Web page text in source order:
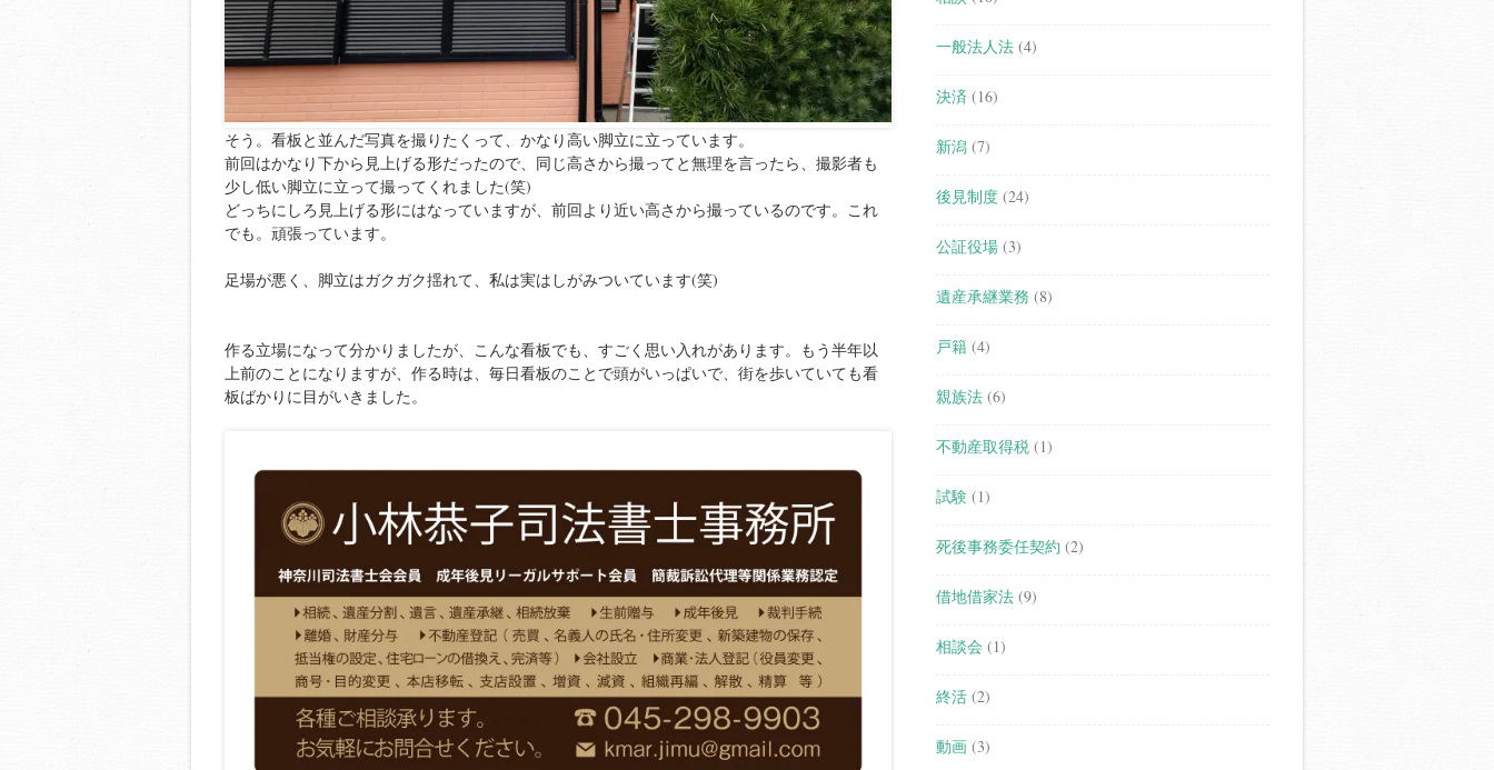
そう。看板と並んだ写真を撮りたくって、かなり高い脚立に立っています。
前回はかなり下から見上げる形だったので、同じ高さから撮ってと無理を言ったら、撮影者も
少し低い脚立に立って撮ってくれました(笑)
どっちにしろ見上げる形にはなっていますが、前回より近い高さから撮っているのです。これ
でも。頑張っています。
足場が悪く、脚立はガクガク揺れて、私は実はしがみついています(笑)
作る立場になって分かりましたが、こんな看板でも、すごく思い入れがあります。もう半年以
上前のことになりますが、作る時は、毎日看板のことで頭がいっぱいで、街を歩いていても看
板ばかりに目がいきました。
一般法人法 (4)
決済 (16)
新潟 (7)
後見制度 (24)
公証役場 (3)
遺産承継業務 (8)
戸籍 (4)
親族法 (6)
不動産取得税 (1)
試験 (1)
死後事務委任契約 (2)
借地借家法 (9)
相談会 (1)
終活 (2)
動画 (3)